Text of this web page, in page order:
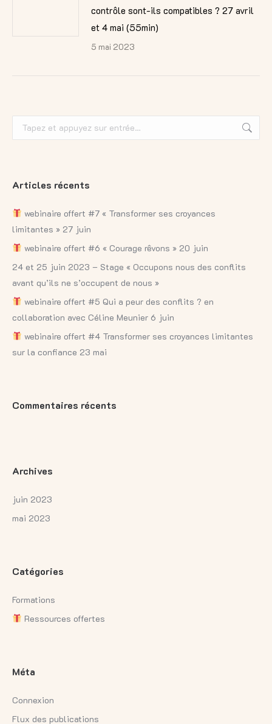
contrôle sont-ils compatibles ? 27 avril
et 4 mai (55min)
5 mai 2023
Recherche
Articles récents
webinaire offert #7 « Transformer ses croyances
limitantes » 27 juin
webinaire offert #6 « Courage rêvons » 20 juin
24 et 25 juin 2023 – Stage « Occupons nous des conflits
avant qu’ils ne s’occupent de nous »
webinaire offert #5 Qui a peur des conflits ? en
collaboration avec Céline Meunier 6 juin
webinaire offert #4 Transformer ses croyances limitantes
sur la confiance 23 mai
Commentaires récents
Archives
juin 2023
mai 2023
Catégories
Formations
Ressources offertes
Méta
Connexion
Flux des publications